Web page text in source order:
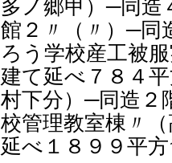
多ノ郷甲）─同
館２〃（〃）─同
ろう学校産工被
建て延べ７８４
村下分）─同造２
校管理教室棟〃
延べ１８９９平